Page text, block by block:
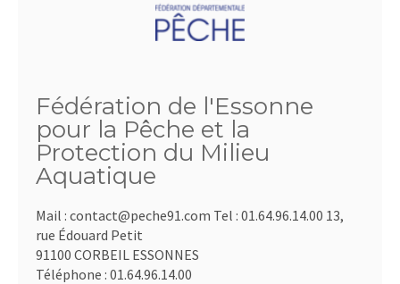
Fédération de l'Essonne
pour la Pêche et la
Protection du Milieu
Aquatique
Mail : contact@peche91.com Tel : 01.64.96.14.00 13,
rue Édouard Petit
91100 CORBEIL ESSONNES
Téléphone : 01.64.96.14.00